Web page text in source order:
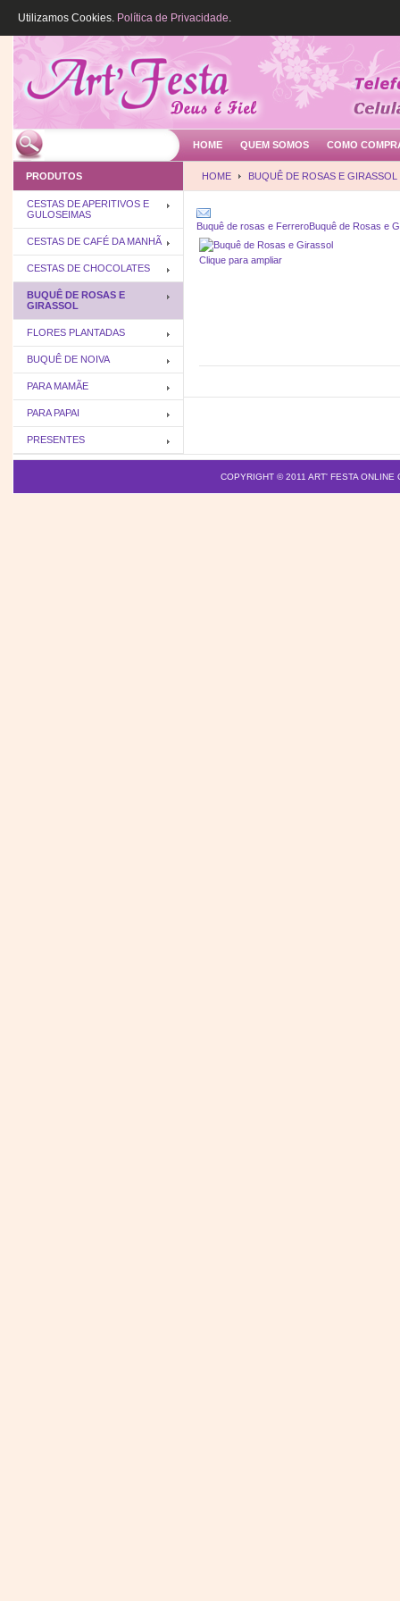
HOME QUEM SOMOS COMO
HOME BUQUÊ DE ROSAS E GIRASSOL
Buquê de rosas e FerreroBuquê de Rosas e
Clique para ampliar
PRODUTOS
CESTAS DE APERITIVOS E
GULOSEIMAS
CESTAS DE CAFÉ DA MANHÃ
CESTAS DE CHOCOLATES
BUQUÊ DE ROSAS E
GIRASSOL
FLORES PLANTADAS
BUQUÊ DE NOIVA
PARA MAMÃE
PARA PAPAI
PRESENTES
COPYRIGHT © 2011 ART' FESTA ONLINE
Utilizamos Cookies. Política de Privacidade.